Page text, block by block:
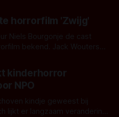
en Woodland Cemetary,
Nachten. De pilot-
Frida Heijmen en
horrorfilm 'Zwijg'
Niels Bourgonje de cast
bekend. Jack Wouterse
Zwijg. 'Zwijg' vertelt
die na lange tijd zijn
kinderhorror
NPO
kindje geweest bij
lijkt er langzaam verandering